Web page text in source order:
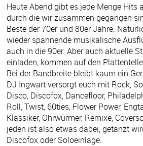
Heute Abend gibt es jede Menge Hits
durch die wir zusammen gegangen
Beste der 70er und 80er Jahre.
wieder spannende musikalische
auch in die 90er. Aber auch aktuelle
einladen, kommen auf den
Bei der Bandbreite bleibt kaum ein
DJ Ingwart versorgt euch mit Rock,
Disco, Discofox, Dancefloor,
Roll, Twist, 60ties, Flower Power,
Klassiker, Ohrwürmer, Remixe,
jeden ist also etwas dabei, getanzt
Discofox oder Soloeinlage.